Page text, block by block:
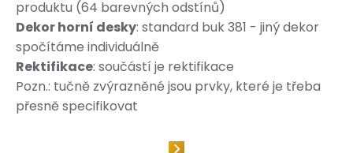
produktu (64 barevných odstínů)
Dekor horní desky: standard buk 381 - jiný dekor
spočítáme individuálně
Rektifikace: součástí je rektifikace
Pozn.: tučně zvýrazněné jsou prvky, které je třeba
přesně specifikovat